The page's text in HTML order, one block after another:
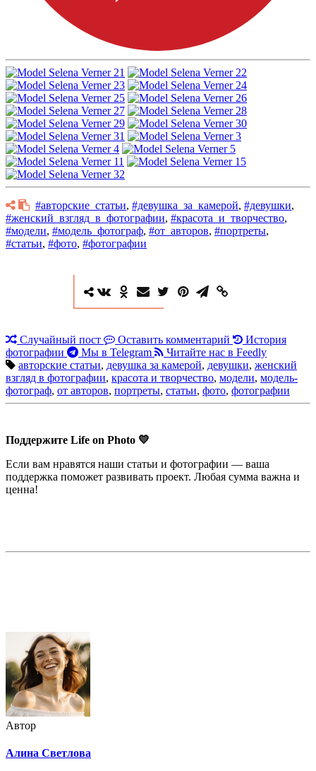
#авторские_статьи, #девушка_за_камерой, #девушки,
#женский_взгляд_в_фотографии, #красота_и_творчество,
#модели, #модель_фотограф, #от_авторов, #портреты,
#статьи, #фото, #фотографии
Случайный пост Оставить комментарий
История
фотографии
Мы в Telegram
Читайте нас в Feedly
авторские статьи, девушка за камерой, девушки, женский
взгляд в фотографии, красота и творчество, модели, модель-
фотограф, от авторов, портреты, статьи, фото, фотографии
Поддержите Life on Photo 💛
Если вам нравятся наши статьи и фотографии — ваша
поддержка поможет развивать проект. Любая сумма важна и
ценна!
Автор
Алина Светлова